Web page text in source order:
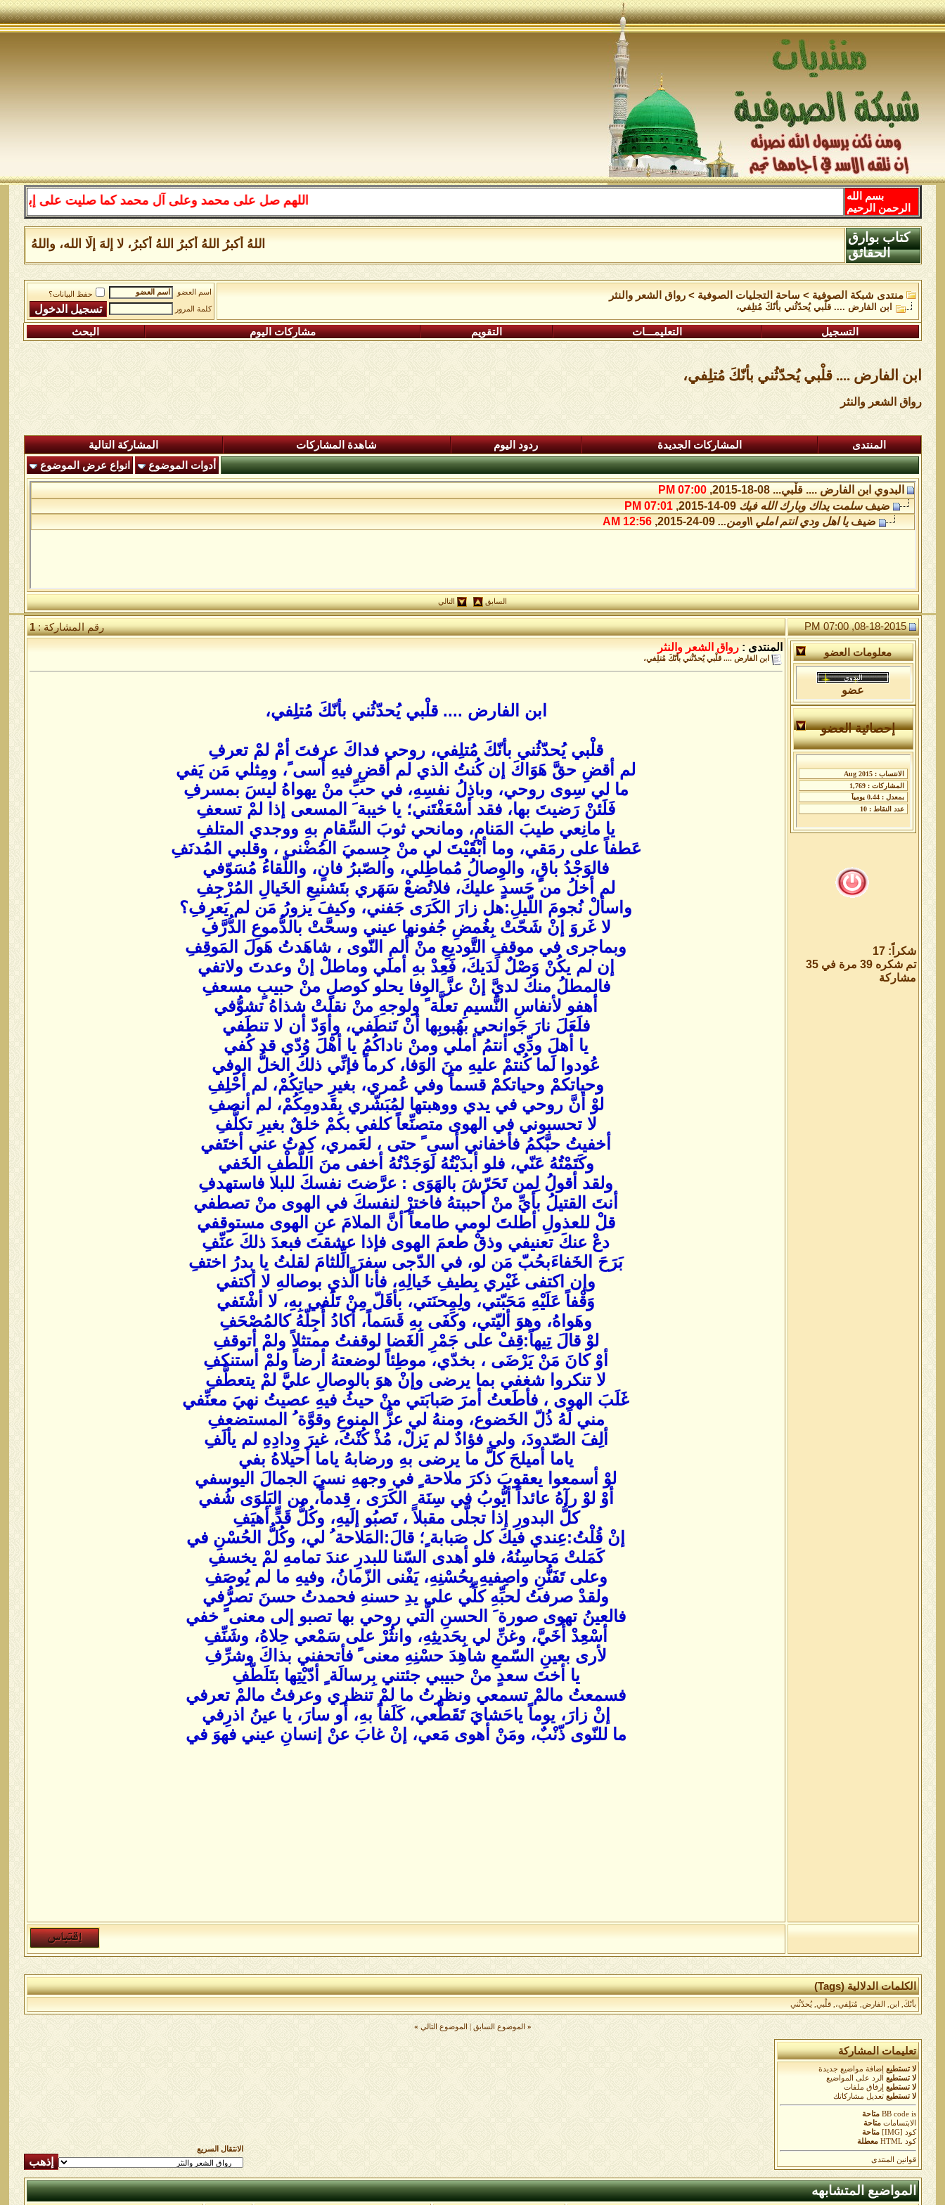
اللهم صل على محمد وعلى آل محمد كما صليت على إبراهيم وعلى
بسم الله
الرحمن الرحيم
اللهُ أكبرُ اللهُ أكبرُ اللهُ أكبرُ، لا إلهَ إلَّا الله، واللهُ
كتاب بوارق
الحقائق
منتدى شبكة الصوفية > ساحة التجليات الصوفية >رواق الشعر والنثر
ابن الفارض .... قلْبي يُحدّثُني بأنّكَ مُتلِفي،
اسم العضو
حفظ البيانات؟
كلمة المرور
التسجيل التعليمـــات التقويم مشاركات اليوم البحث
ابن الفارض .... قلْبي يُحدّثُني بأنّكَ مُتلِفي،
رواق الشعر والنثر
المنتدى المشاركات الجديدة ردود اليوم شاهدة المشاركات
المشاركة التالية
أدوات الموضوع
انواع عرض الموضوع
البدوي ابن الفارض .... قلْبي...08-18-2015,
07:00 PM
ضيف سلمت يداك وبارك الله فيك 09-14-2015,
07:01 PM
ضيف يا اهل ودي انتم املي \\ومن... 09-24-2015,
12:56 AM
السابق التالي
08-18-2015, 07:00 PM رقم المشاركة :1
معلومات العضو
عضو
إحصائية العضو
شكراً: 17
تم شكره 39 مرة في 35
مشاركة
المنتدى : رواق الشعر والنثر
ابن الفارض .... قلْبي يُحدّثُني بأنّكَ مُتلِفي،
ابن الفارض .... قلْبي يُحدّثُني بأنّكَ مُتلِفي،
قلْبي يُحدّثُني بأنّكَ مُتلِفي، روحي فداكَ عرفتَ أمْ لمْ تعرفِ
لم أقضِ حقَّ هَوَاكَ إن كُنتُ الذي لم أقضِ فيهِ أسى ً، ومِثلي مَن يَفي
ما لي سِوى روحي، وباذِلُ نفسِهِ، في حبِّ منْ يهواهُ ليسَ بمسرفِ
فَلَئنْ رَضيتَ بها، فقد أسْعَفْتَني؛ يا خيبة َ المسعى إذا لمْ تسعفِ
يا مانِعي طيبَ المَنامِ، ومانحي ثوبَ السِّقامِ بهِ ووجدي المتلفِ
عَطفاً على رمَقي، وما أبْقَيْتَ لي منْ جِسميَ المُضْنى ، وقلبي المُدنَفِ
فالوَجْدُ باقٍ، والوِصالُ مُماطِلي، والصّبرُ فانٍ، واللّقاءُ مُسَوّفي
لم أخلُ من حَسدٍ عليكَ، فلاتُضعْ سَهَري بتَشنيعِ الخَيالِ المُرْجِفِ
واسألْ نُجومَ اللّيلِ:هل زارَ الكَرَى جَفني، وكيفَ يزورُ مَن لم يَعرِفِ؟
لا غَروَ إنْ شَحّتْ بِغُمضِ جُفونها عيني وسحَّتْ بالدُّموعِ الدُّرَّفِ
وبماجرى في موقفِ التَّوديعِ منْ ألمِ النّوى ، شاهَدتُ هَولَ المَوقِفِ
إن لم يكُنْ وَصْلٌ لَدَيكَ، فَعِدْ بهِ أملي وماطلْ إنْ وعدتَ ولاتفي
فالمطلُ منكَ لديَّ إنْ عزَّ الوفا يحلو كوصلٍ منْ حبيبٍ مسعفِ
أهفو لأنفاسِ النَّسيمِ تعلَّة ً ولوجهِ منْ نقلتْ شذاهُ تشوُّفي
فلَعَلَ نارَ جَوانحي بهُبوبِها أنْ تَنطَفي، وأوَدّ أن لا تنطَفي
يا أهلَ ودِّي أنتمُ أملي ومنْ ناداكُمُ يا أهْلَ وُدّي قد كُفي
عُودوا لَما كُنتمْ عليهِ منَ الوَفا، كرماً فإنِّي ذلكَ الخلُّ الوفي
وحياتكمْ وحياتكمْ قسماً وفي عُمري، بغيرِ حياتِكُمْ، لم أحْلِفِ
لوْ أنَّ روحي في يدي ووهبتها لمُبَشّري بِقَدومِكُمْ، لم أنصفِ
لا تحسبوني في الهوى متصنِّعاً كلفي بكمْ خلقٌ بغيرِ تكلُّفِ
أخفيتُ حبَّكمُ فأخفاني أسى ً حتى ، لعَمري، كِدتُ عني أختَفي
وكَتَمْتُهُ عَنّي، فلو أبدَيْتُهُ لَوَجَدْتُهُ أخفى منَ اللُّطْفِ الخَفي
ولقد أقولُ لِمن تَحَرّشَ بالهَوَى : عرَّضتَ نفسكَ للبلا فاستهدفِ
أنتَ القتيلُ بأيِّ منْ أحببتهُ فاخترْ لنفسكَ في الهوى منْ تصطفي
قلْ للعذولِ أطلتَ لومي طامعاً أنَّ الملامَ عنِ الهوى مستوقفي
دعْ عنكَ تعنيفي وذقْ طعمَ الهوى فإذا عشقتَ فبعدَ ذلكَ عنِّفِ
بَرَحَ الخَفاءَبحُبّ مَن لو، في الدّجى سفرَ الِّلثامَ لقلتُ يا بدرُ اختفِ
وإن اكتفى غَيْري بِطيفِ خَيالِهِ، فأنا الَّذي بوصالهِ لا أكتفي
وَقْفاً عَلَيْهِ مَحَبّتي، ولِمِحنَتي، بأقَلّ مِنْ تَلَفي بِهِ، لا أشْتَفي
وهَواهُ، وهوَ أليّتي، وكَفَى بِهِ قَسَماً، أكادُ أُجِلّهُ كالمُصْحَفِ
لوْ قالَ تِيهاً:قِفْ على جَمْرِ الغَضا لوقفتُ ممتثلاً ولمْ أتوقفِ
أوْ كانَ مَنْ يَرْضَى ، بخدّي، موطِئاً لوضعتهُ أرضاً ولمْ أستنكفِ
لا تنكروا شغفي بما يرضى وإنْ هوَ بالوصالِ عليَّ لمْ يتعطَّفِ
غَلَبَ الهوى ، فأطَعتُ أمرَ صَبابَتي منْ حيثُ فيهِ عصيتُ نهيَ معنِّفي
مني لَهُ ذُلّ الخَضوع، ومنهُ لي عزُّ المنوعِ وقوَّة ُ المستضعفِ
ألِفَ الصّدودَ، ولي فؤادٌ لم يَزلْ، مُذْ كُنْتُ، غيرَ وِدادِهِ لم يألَفِ
ياما أميلحَ كلَّ ما يرضى بهِ ورضابهُ ياما أحيلاهُ بفي
لوْ أسمعوا يعقوبَ ذكرَ ملاحة ٍ في وجههِ نسيَ الجمالَ اليوسفي
أوْ لوْ رآهُ عائداً أيُّوبُ في سِنَة ِ الكَرَى ، قِدماً، من البَلوَى شُفي
كلُّ البدورِ إذا تجلَّى مقبلاً ، تَصبُو إلَيهِ، وكُلُّ قَدٍّ أهيَفِ
إنْ قُلْتُ:عِندي فيكَ كل صَبابة ٍ؛ قالَ:المَلاحة ُ لي، وكُلُّ الحُسْنِ في
كَمَلتْ مَحاسِنُهُ، فلو أهدى السّنا للبدرِ عندَ تمامهِ لمْ يخسفِ
وعلى تَفَنُّنِ واصِفيهِ بِحُسْنِهِ، يَفْنى الزّمانُ، وفيهِ ما لم يُوصَفِ
ولقدْ صرفتُ لحبِّهِ كلِّي على يدِ حسنهِ فحمدتُ حسنَ تصرُّفي
فالعينُ تهوى صورة َ الحسنِ الَّتي روحي بها تصبو إلى معنى ً خفي
أسْعِدْ أُخَيَّ، وغنِّ لي بِحَديثِهِ، وانثُرْ على سَمْعي حِلاهُ، وشَنِّفِ
لأرى بعينِ السّمعِ شاهِدَ حسْنِهِ معنى ً فأتحفني بذاكَ وشرِّفِ
يا أختَ سعدٍ منْ حبيبي جئتني بِرسالَة ٍ أدّيْتِها بتَلَطّفِ
فسمعتُ مالمْ تسمعي ونظرتُ ما لمْ تنظري وعرفتُ مالمْ تعرفي
إنْ زارَ، يوماً ياحَشايَ تَقَطَّعي، كَلَفاً بهِ، أو سارَ، يا عينُ اذرِفي
ما للنّوى ذّنْبٌ، ومَنْ أهوى مَعي، إنْ غابَ عنْ إنسانِ عيني فهوَ في
الكلمات الدلالية (Tags)
بأنّكَ ابن الفارض مُتلِفي، ,قلْبي ,يُحدّثُني
« الموضوع السابق الموضوع التالي »
تعليمات المشاركة
لا تستطيع
إضافة مواضيع جديدة
لا تستطيع
الرد على المواضيع
لا تستطيع
إرفاق ملفات
لا تستطيع تعديل مشاركاتك
BB codeis
متاحة
الابتسامات متاحة
كود [IMG]
متاحة
كود HTML
معطلة
قوانين المنتدى
الانتقال السريع
المواضيع المتشابهه